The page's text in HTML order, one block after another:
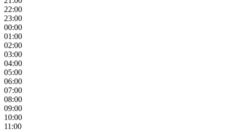
22:00
23:00
00:00
01:00
02:00
03:00
04:00
05:00
06:00
07:00
08:00
09:00
10:00
11:00